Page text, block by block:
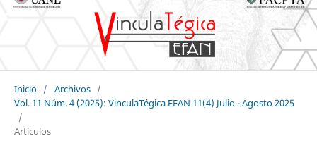
Inicio / Archivos /
Vol. 11 Núm. 4 (2025): VinculaTégica EFAN 11(4) Julio - Agosto 2025
/
Artículos